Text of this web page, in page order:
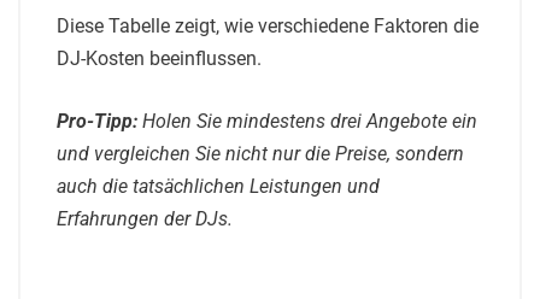
Diese Tabelle zeigt, wie verschiedene Faktoren die
DJ-Kosten beeinflussen.
Pro-Tipp: Holen Sie mindestens drei Angebote ein
und vergleichen Sie nicht nur die Preise, sondern
auch die tatsächlichen Leistungen und
Erfahrungen der DJs.